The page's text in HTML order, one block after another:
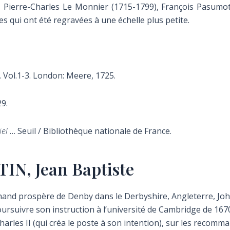
Charles Le Monnier (1715-1799), François
qui ont été regravées à une échelle plus petite.
. Vol.1-3. London: Meere, 1725.
… Seuil / Bibliothèque nationale de France.
Jean Baptiste
prospère de Denby dans le Derbyshire, Angleterre,
son instruction à l’université de Cambridge de
II (qui créa le poste à son intention), sur les